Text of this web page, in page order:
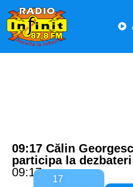
09:17 Călin
participa la
09:17
17